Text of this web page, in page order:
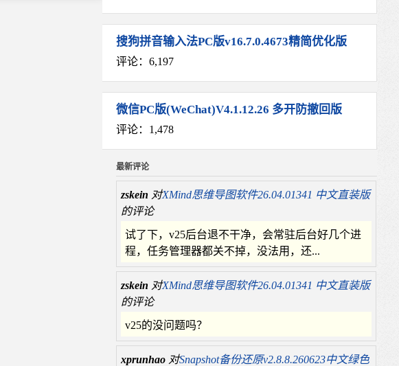
搜狗拼音输入法PC版v16.7.0.4673精简优化版
评论：6,197
微信PC版(WeChat)V4.1.12.26 多开防撤回版
评论：1,478
最新评论
zskein 对XMind思维导图软件26.04.01341 中文直装版
的评论
试了下，v25后台退不干净，会常驻后台好几个进
程，任务管理器都关不掉，没法用，还...
zskein 对XMind思维导图软件26.04.01341 中文直装版
的评论
v25的没问题吗？
xprunhao 对Snapshot备份还原v2.8.8.260623中文绿色